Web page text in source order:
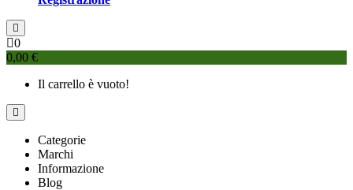
0
0,00 €
Il carrello è vuoto!
Categorie
Marchi
Informazione
Blog